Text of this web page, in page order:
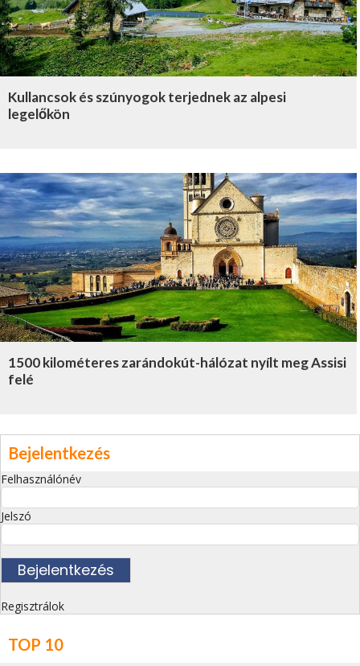
Kullancsok és szúnyogok terjednek az alpesi
legelőkön
1500 kilométeres zarándokút-hálózat nyílt meg Assisi
felé
Bejelentkezés
Felhasználónév
Jelszó
Regisztrálok
TOP 10